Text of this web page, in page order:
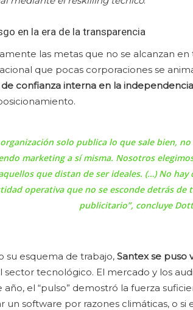
en la era de la transparencia
las metas que no se alcanzan
que pocas corporaciones se
de confianza interna en la
organización solo publica lo que sale bien,
marketing a sí misma. Nosotros
que distan de ser ideales. (…) No
operativa que no se esconde detrás de
publicitario”, concluye
su esquema de trabajo, Santex se puso
sector tecnológico. El mercado y los
año, el “pulso” demostró la fuerza
un software por razones climáticas, o